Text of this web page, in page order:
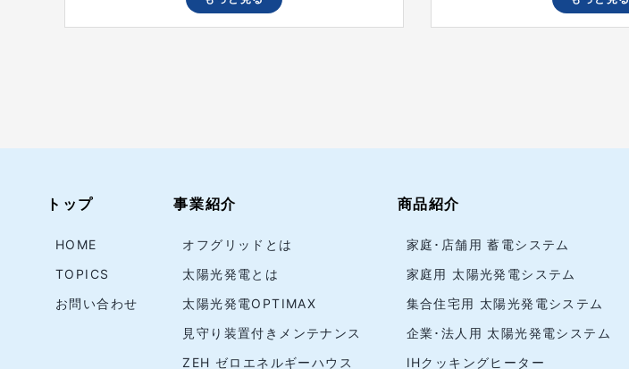
トップ
HOME
TOPICS
お問い合わせ
事業紹介
オフグリッドとは
太陽光発電とは
太陽光発電OPTIMAX
見守り装置付きメンテナンス
ZEH ゼロエネルギーハウス
商品紹介
家庭･店舗用 蓄電システム
家庭用 太陽光発電システム
集合住宅用 太陽光発電システム
企業･法人用 太陽光発電システム
IHクッキングヒーター